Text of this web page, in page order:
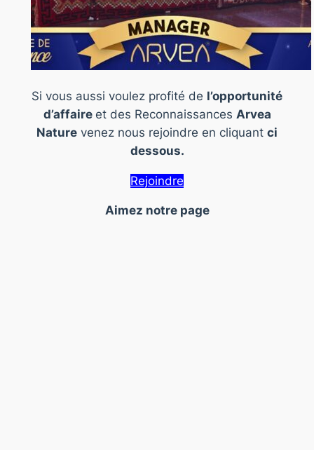
Si vous aussi voulez profité de l’opportunité
d’affaire et des Reconnaissances Arvea
Nature venez nous rejoindre en cliquant ci
dessous.
Rejoindre
Aimez notre page